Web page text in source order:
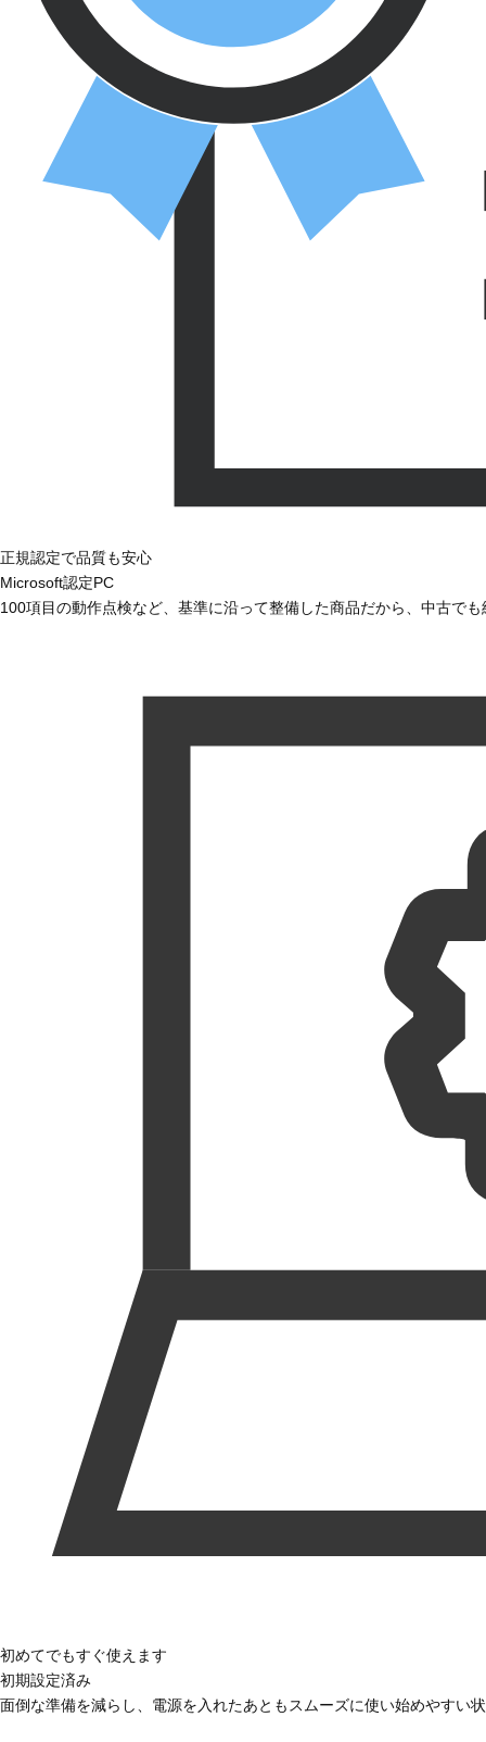
正規認定で品質も安心
Microsoft認定PC
100項目の動作点検など、基準に沿って整備した商品だから、中古で
初めてでもすぐ使えます
初期設定済み
面倒な準備を減らし、電源を入れたあともスムーズに使い始めやすい